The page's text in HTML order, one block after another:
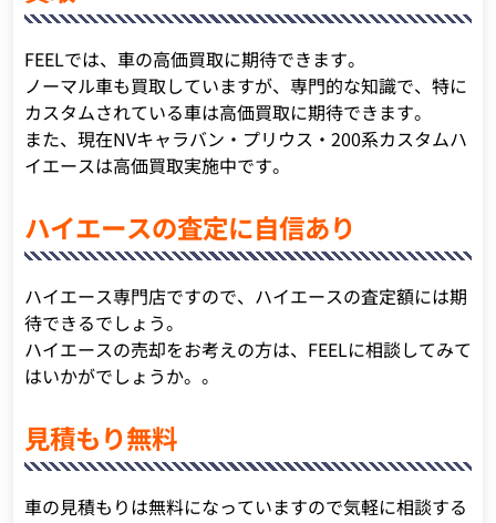
FEELでは、車の高価買取に期待できます。
ノーマル車も買取していますが、専門的な知識で、特に
カスタムされている車は高価買取に期待できます。
また、現在NVキャラバン・プリウス・200系カスタムハ
イエースは高価買取実施中です。
ハイエースの査定に自信あり
ハイエース専門店ですので、ハイエースの査定額には期
待できるでしょう。
ハイエースの売却をお考えの方は、FEELに相談してみて
はいかがでしょうか。。
見積もり無料
車の見積もりは無料になっていますので気軽に相談する